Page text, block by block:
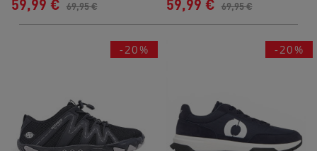
59,99 € 69,95 € 59,99 € 69,95 €
-20% -20%